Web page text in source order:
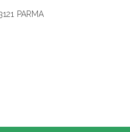
PARMA